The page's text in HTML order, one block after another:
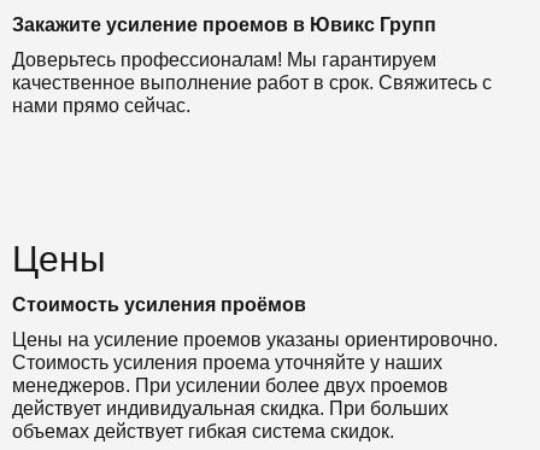
Закажите усиление проемов в Ювикс Групп
Доверьтесь профессионалам! Мы гарантируем
качественное выполнение работ в срок. Свяжитесь с
нами прямо сейчас.
Цены
Стоимость усиления проёмов
Цены на усиление проемов указаны ориентировочно.
Стоимость усиления проема уточняйте у наших
менеджеров. При усилении более двух проемов
действует индивидуальная скидка. При больших
объемах действует гибкая система скидок.